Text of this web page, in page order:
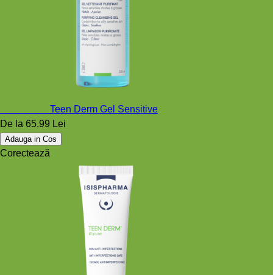
Teen Derm Gel Sensitive
De la 65.99 Lei
Adauga in Cos
Corectează